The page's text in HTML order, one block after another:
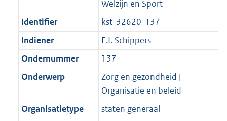
t
b K
b
Welzijn en Sport
Identifier
kst-32620-137
Indiener
E.I. Schippers
Ondernummer
137
Onderwerp
Zorg en gezondheid |
Organisatie en beleid
Organisatietype
staten generaal